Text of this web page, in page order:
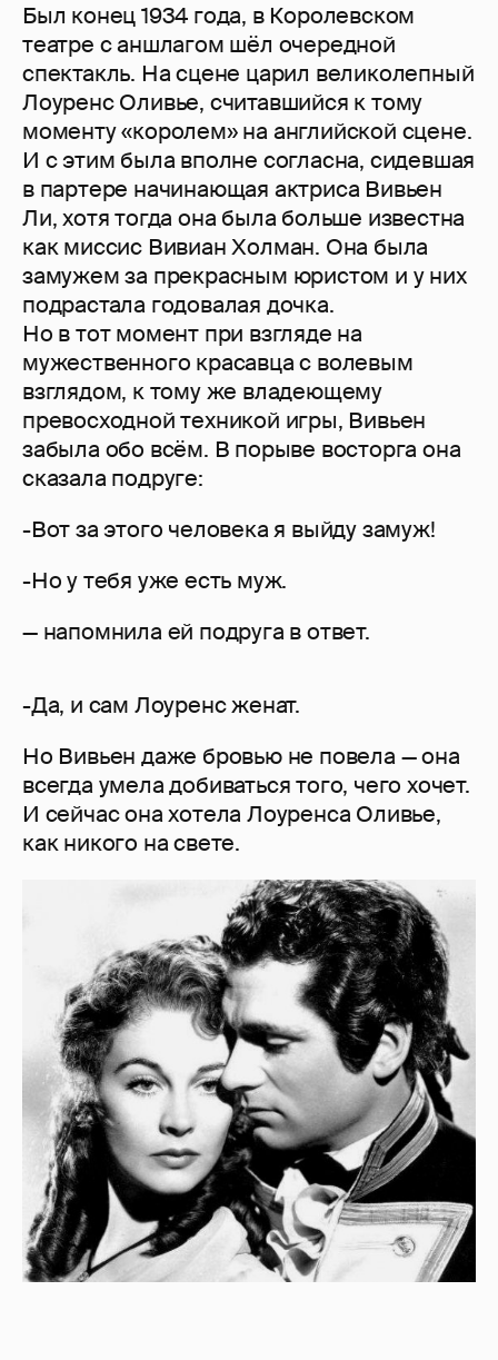
Был конец 1934 года, в Королевском
театре с аншлагом шёл очередной
спектакль. На сцене царил великолепный
Лоуренс Оливье, считавшийся к тому
моменту «королем» на английской сцене.
И с этим была вполне согласна, сидевшая
в партере начинающая актриса Вивьен
Ли, хотя тогда она была больше известна
как миссис Вивиан Холман. Она была
замужем за прекрасным юристом и у них
подрастала годовалая дочка.
Но в тот момент при взгляде на
мужественного красавца с волевым
взглядом, к тому же владеющему
превосходной техникой игры, Вивьен
забыла обо всём. В порыве восторга она
сказала подруге:
-Вот за этого человека я выйду замуж!
-Но у тебя уже есть муж.
— напомнила ей подруга в ответ.
-Да, и сам Лоуренс женат.
Но Вивьен даже бровью не повела — она
всегда умела добиваться того, чего хочет.
И сейчас она хотела Лоуренса Оливье,
как никого на свете.